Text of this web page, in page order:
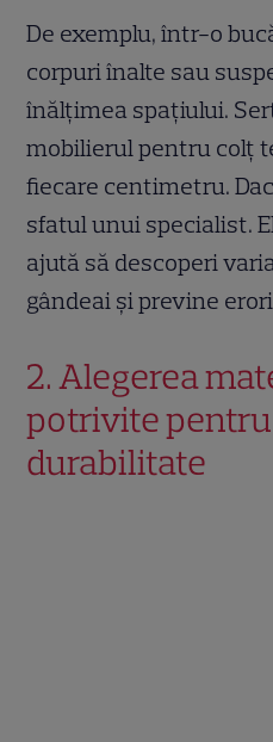
De exemplu, într-o
corpuri înalte sau
înălțimea spațiului.
mobilierul pentru colț
fiecare centimetru.
sfatul unui specialist.
ajută să descoperi
gândeai și previne
2. Alegerea
potrivite
durabilitate